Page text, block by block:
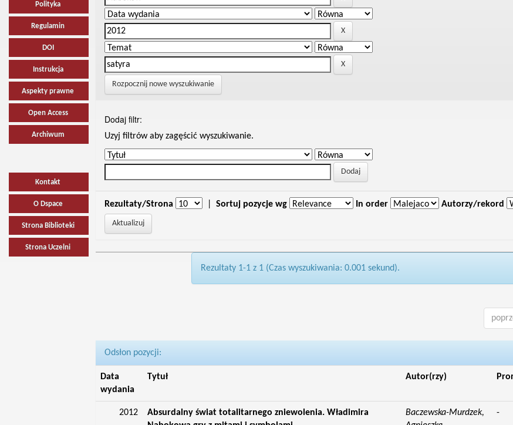
Polityka
Regulamin
DOI
Instrukcja
Aspekty prawne
Open Access
Archiwum
Kontakt
O Dspace
Strona Biblioteki
Strona Uczelni
Rozpocznij nowe wyszukiwanie
Dodaj filtr:
Uzyj filtrów aby zagęścić wyszukiwanie.
Rezultaty/Strona Sortuj pozycje wg In order Autorzy/rekord
Rezultaty 1-1 z 1 (Czas wyszukiwania: 0.001 sekund).
Odsłon pozycji:
Data
wydania
Tytuł Autor(rzy)
2012
Absurdalny świat totalitarnego zniewolenia. Władimira
Baczewska-Murdzek,
-